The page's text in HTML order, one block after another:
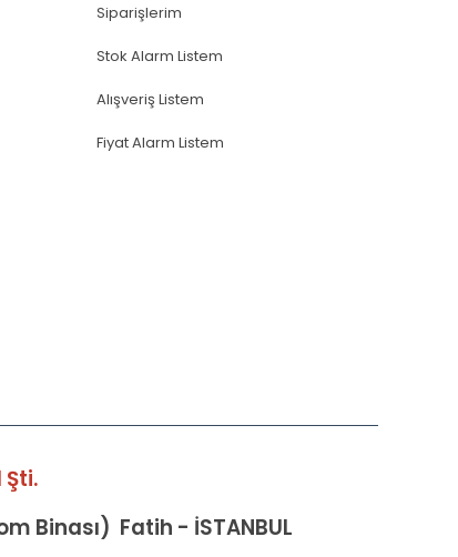
Siparişlerim
Stok Alarm Listem
Alışveriş Listem
Fiyat Alarm Listem
Binası) Fatih - İSTANBUL